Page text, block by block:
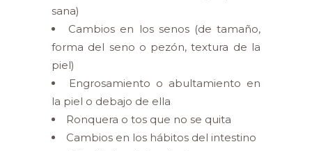
sana)
Cambios en los senos (de tamaño,
forma del seno o pezón, textura de la
piel)
Engrosamiento o abultamiento en
la piel o debajo de ella
Ronquera o tos que no se quita
Cambios en los hábitos del intestino